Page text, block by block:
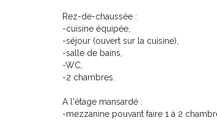
Rez-de-chaussée :
-cuisine équipée,
-séjour (ouvert sur la cuisine),
-salle de bains,
-WC,
-2 chambres.
A l'étage mansardé :
-mezzanine pouvant faire 1 à 2